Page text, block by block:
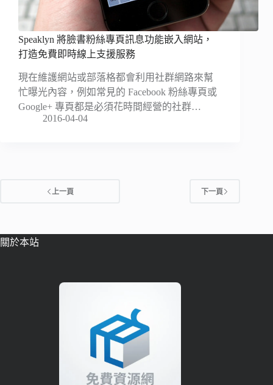
Speaklyn 將臉書粉絲專頁訊息功能嵌入網站，
打造免費即時線上支援服務
現在維護網站或部落格都會利用社群網路來幫
忙曝光內容，例如常見的 Facebook 粉絲專頁或
Google+ 專頁都是必須花時間經營的社群…
2016-04-04
上一頁 下一頁
關於本站